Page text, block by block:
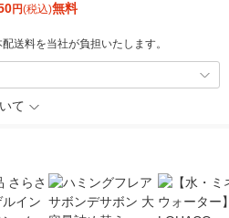
円(税込)無料
送料を当社が負担いたします。
て